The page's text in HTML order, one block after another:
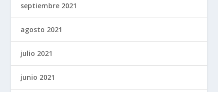
septiembre 2021
agosto 2021
julio 2021
junio 2021